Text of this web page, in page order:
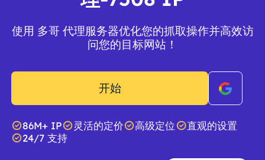
使用 多哥 代理服务器优化您的抓取操作并高效访
问您的目标网站！
开始
86M+ IP 灵活的定价 高级定位
直观的设置
24/7 支持